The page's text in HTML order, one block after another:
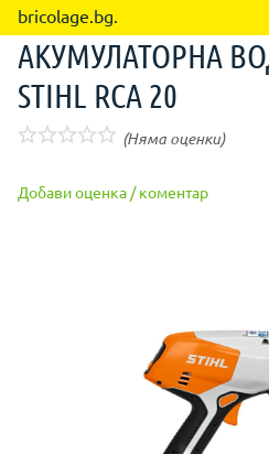
bricolage.bg.
АКУМУЛАТОРНА
STIHL RСA 20
(Няма оценки)
Добави оценка / коментар